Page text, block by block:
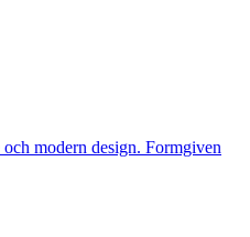
modern design. Formgiven